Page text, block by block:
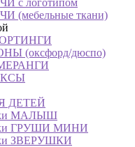
с логотипом
(мебельные ткани)
(оксфорд/дюспо)
ДЕТЕЙ
МАЛЫШ
ГРУШИ МИНИ
ЗВЕРУШКИ